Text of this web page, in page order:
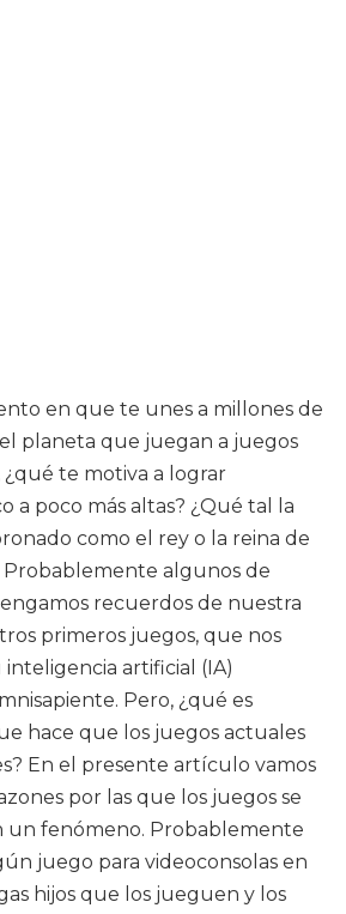
en que te unes a millones de
planeta que juegan a juegos
te motiva a lograr
a poco más altas? ¿Qué tal la
como el rey o la reina de
algunos de
recuerdos de nuestra
primeros juegos, que nos
artificial (IA)
Pero, ¿qué es
hace que los juegos actuales
En el presente artículo vamos
por las que los juegos se
un fenómeno. Probablemente
juego para videoconsolas en
hijos que los jueguen y los